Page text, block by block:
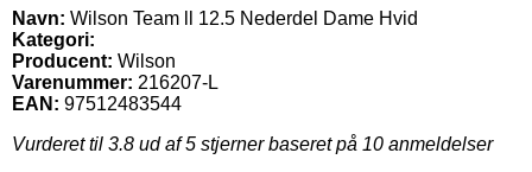
Navn: Wilson Team ll 12.5 Nederdel Dame Hvid
Kategori:
Producent: Wilson
Varenummer: 216207-L
EAN: 97512483544
Vurderet til 3.8 ud af 5 stjerner baseret på 10 anmeldelser